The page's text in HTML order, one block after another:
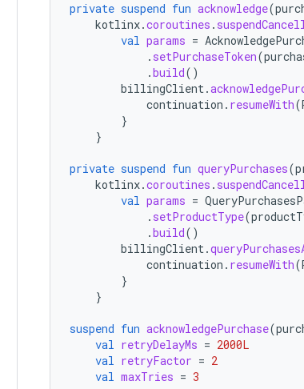
private suspend fun acknowledge(
kotlinx.coroutines .
val params =
. setPurchaseToken(
.build()
billingClient.
continuation . resumeWith(
}
}
private suspend fun queryPurchases(
kotlinx.coroutines .
val params =
. setProductType(
.build()
billingClient.
continuation . resumeWith(
}
}
suspend fun acknowledgePurchase(
val retryDelayMs = 2000L
val retryFactor = 2
val maxTries = 3